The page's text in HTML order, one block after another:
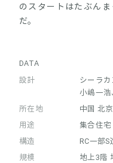
のスタートはたぶん
だ。
DATA
設計
シーラ
小嶋一
所在地
中国 北京
用途
集合住宅
構造
RC一部S
規模
地上3階